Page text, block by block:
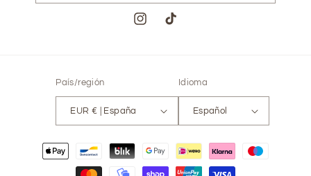
InstagramTikTok
País/región
EUR € | España
Idioma
Español
Formas